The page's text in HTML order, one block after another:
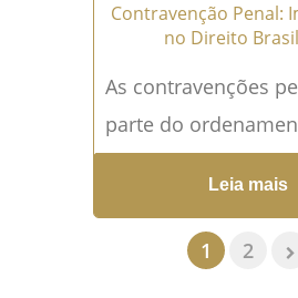
Contravenção Penal:
no Direito
As contravenções
parte do
jurídico brasileiro e
representam um
infrações de menor
em relação aos
Leia mais
1 2